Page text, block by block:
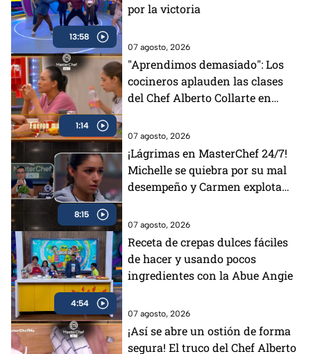
13:58
por la victoria
07 agosto, 2026
1:14
"Aprendimos demasiado": Los
cocineros aplauden las clases
del Chef Alberto Collarte en
07 agosto, 2026
8:15
¡Lágrimas en MasterChef 24/7!
Michelle se quiebra por su mal
desempeño y Carmen explota
07 agosto, 2026
4:54
Receta de crepas dulces fáciles
de hacer y usando pocos
ingredientes con la Abue Angie
07 agosto, 2026
¡Así se abre un ostión de forma
segura! El truco del Chef Alberto